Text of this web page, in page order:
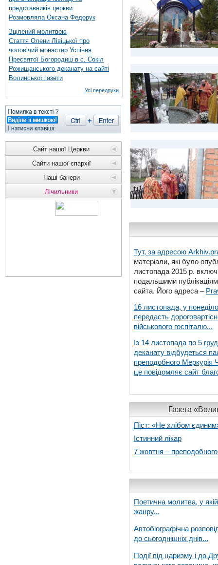
представників церкви
Розмовляла Оксана Федорук
Зцілений молитвою
Стаття Олени Лівіцької про
чоловічий монастир Успіння
Пресвятої Богородиці в с. Сокіл
Рожищанського деканату на сайті
Волинської газети
Усі передруки
Сайт нашої Церкви
Сайти нашої єпархії
Наші банери
Лічильники
Тут, за адресою
матеріали, які було
листопада 2015 р.
подальшими
сайта. Його адреса –
16 листопада, у
передасть
військового госпіталю...
Із 14 листопада по 5
деканату відбудеться
преподобного Меркурія
це повідомляє сайт
Газета
Піст: «Не хлібом
Істинний лікар
7 жовтня –
Поетична молитва, у
жанру...
Автобіографічна
до сьогоднішніх днів...
Події від царизму і до